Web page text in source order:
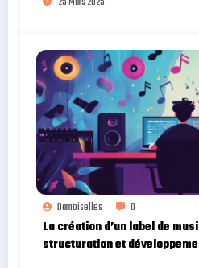
Damoiselles 0
La création d’un label de
structuration et